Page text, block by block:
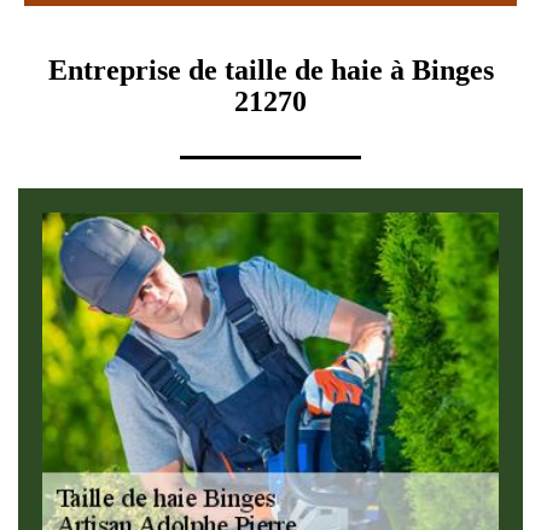
Entreprise de taille de haie à Binges
21270